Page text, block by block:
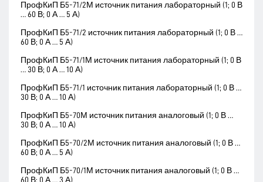
ПрофКиП Б5-71/2М источник питания лабораторный (1; 0 В
… 60 В; 0 А … 5 А)
ПрофКиП Б5-71/2 источник питания лабораторный (1; 0 В …
60 В; 0 А … 5 А)
ПрофКиП Б5-71/1М источник питания лабораторный (1; 0 В
… 30 В; 0 А … 10 А)
ПрофКиП Б5-71/1 источник питания лабораторный (1; 0 В …
30 В; 0 А … 10 А)
ПрофКиП Б5-70М источник питания аналоговый (1; 0 В …
30 В; 0 А … 10 А)
ПрофКиП Б5-70/2М источник питания аналоговый (1; 0 В …
60 В; 0 А … 5 А)
ПрофКиП Б5-70/1М источник питания аналоговый (1; 0 В …
60 В; 0 А … 3 А)